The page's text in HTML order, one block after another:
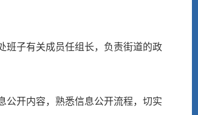
班子有关成员任组长，负责街道的政
公开内容，熟悉信息公开流程，切实